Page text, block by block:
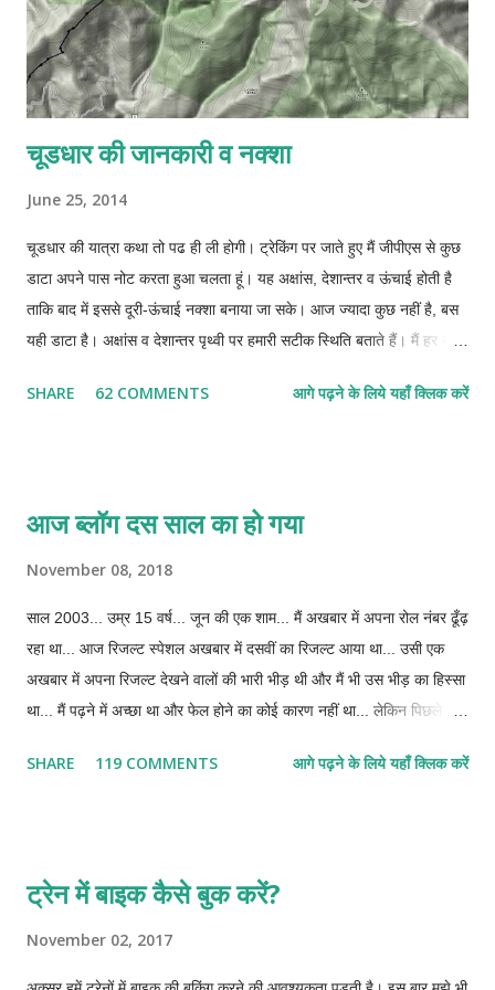
चूडधार की जानकारी व नक्शा
June 25, 2014
चूडधार की यात्रा कथा तो पढ ही ली होगी। ट्रेकिंग पर जाते हुए मैं जीपीएस से कुछ
डाटा अपने पास नोट करता हुआ चलता हूं। यह अक्षांस, देशान्तर व ऊंचाई होती है
ताकि बाद में इससे दूरी-ऊंचाई नक्शा बनाया जा सके। आज ज्यादा कुछ नहीं है, बस
यही डाटा है। अक्षांस व देशान्तर पृथ्वी पर हमारी सटीक स्थिति बताते हैं। मैं हर दस-
युक्त साधारण सा मोबाइल है जिसमें मैं अपना यात्रा-पथ रिकार्ड नहीं कर सकता। हर
बताऊंगा। अब गूगल मैप को कैसे समझाऊं कि सडक तो चूडधार के आसपास भी नहीं
SHARE 62 COMMENTS आगे पढ़ने के लिये यहाँ क्लिक करें
आज ब्लॉग दस साल का हो गया
November 08, 2018
साल 2003... उम्र 15 वर्ष... जून की एक शाम... मैं अखबार में अपना रोल नंबर ढूँढ़
रहा था... आज रिजल्ट स्पेशल अखबार में दसवीं का रिजल्ट आया था... उसी एक
अखबार में अपना रिजल्ट देखने वालों की भारी भीड़ थी और मैं भी उस भीड़ का हिस्सा
था... मैं पढ़ने में अच्छा था और फेल होने का कोई कारण नहीं था... लेकिन पिछले दो-
का मौका नहीं मिलेगा... घर की आर्थिक हालत ऐसी नहीं थी कि मुझे दसवीं करने का
नजरें बारीक-बारीक अक्षरों में लिखे पूरे जिले के लाखों रोल नंबरों में से उस एक रोल
SHARE 119 COMMENTS आगे पढ़ने के लिये यहाँ क्लिक करें
ट्रेन में बाइक कैसे बुक करें?
November 02, 2017